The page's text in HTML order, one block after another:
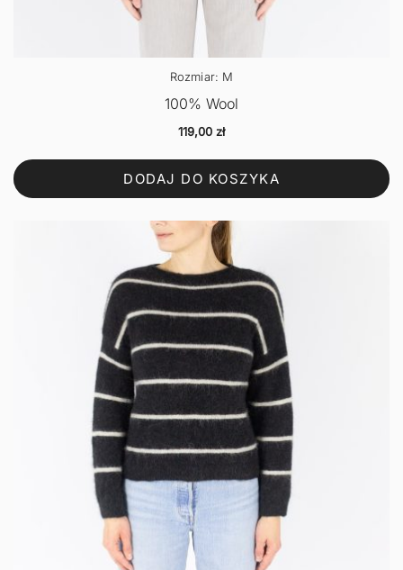
Rozmiar: M
100% Wool
119,00 zł
DODAJ DO KOSZYKA